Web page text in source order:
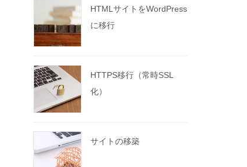
HTMLサイトをWordPress
に移行
HTTPS移行（常時SSL
化）
サイトの移築